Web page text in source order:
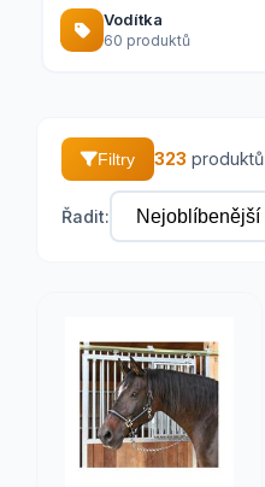
Vodítka
60 produktů
Filtry 323 produktů
Řadit: